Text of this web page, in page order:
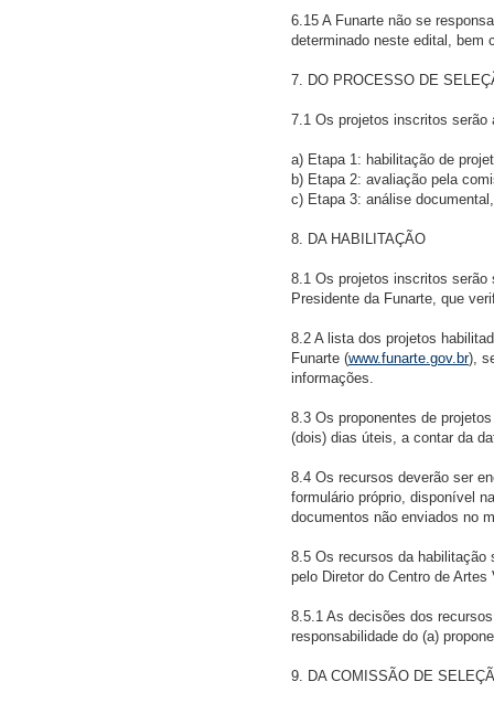
6.15 A Funarte não se
determinado neste edital, bem
7. DO PROCESSO DE
7.1 Os projetos inscritos
a) Etapa 1: habilitação de
b) Etapa 2: avaliação pela
c) Etapa 3: análise
8. DA HABILITAÇÃO
8.1 Os projetos inscritos serão
Presidente da Funarte, que
8.2 A lista dos projetos
Funarte (www.funarte.gov.br),
informações.
8.3 Os proponentes de
(dois) dias úteis, a contar da
8.4 Os recursos deverão ser
formulário próprio, disponível
documentos não enviados no
8.5 Os recursos da habilitação
pelo Diretor do Centro de
8.5.1 As decisões dos
responsabilidade do (a)
9. DA COMISSÃO DE